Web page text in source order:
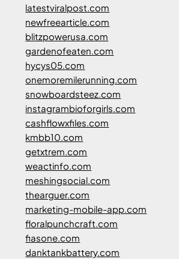
latestviralpost.com
newfreearticle.com
blitzpowerusa.com
gardenofeaten.com
hycys05.com
onemoremilerunning.com
snowboardsteez.com
instagrambioforgirls.com
cashflowxfiles.com
kmbb10.com
getxtrem.com
weactinfo.com
meshingsocial.com
thearguer.com
marketing-mobile-app.com
floralpunchcraft.com
fiasone.com
danktankbattery.com